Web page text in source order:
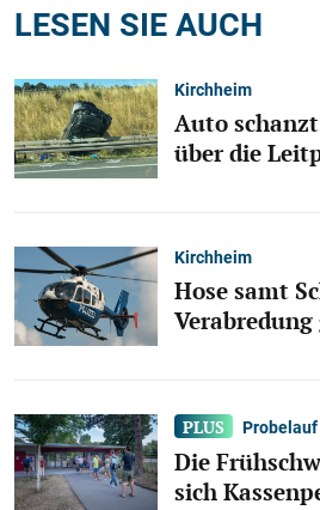
LESEN SIE AUCH
Kirchheim
Auto
über die
Kirchheim
Hose samt
Probelauf
Die
sich